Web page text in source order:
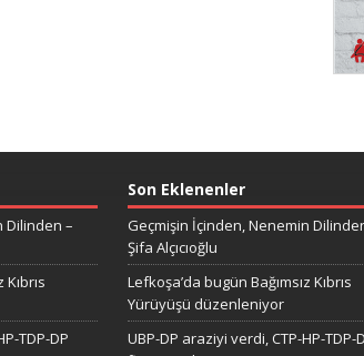
Dilinden –
TDP-DP
Son Eklenenler
Geçmişin İçinden, Nenemin
Şifa Alçıcıoğlu
Lefkoşa’da bugün Bağımsız Kıbrıs
Yürüyüşü düzenleniyor
UBP-DP araziyi verdi, CTP-HP-TDP-